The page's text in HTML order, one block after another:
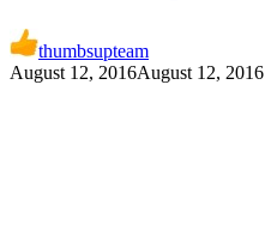
thumbsupteam
August 12, 2016August 12, 2016